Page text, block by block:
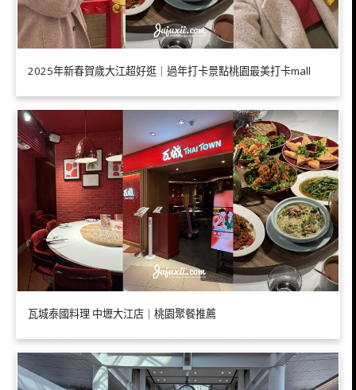
2025年新春賀歲大江超好逛｜過年打卡景點桃園最美打卡mall
瓦城泰國料理 中壢大江店｜桃園聚餐推薦